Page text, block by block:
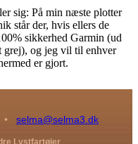
sig: På min næste plotter
står der, hvis ellers de
sikkerhed Garmin (ud
grej), og jeg vil til enhver
er gjort.
• selma@selma3.dk
Lystfartøjer